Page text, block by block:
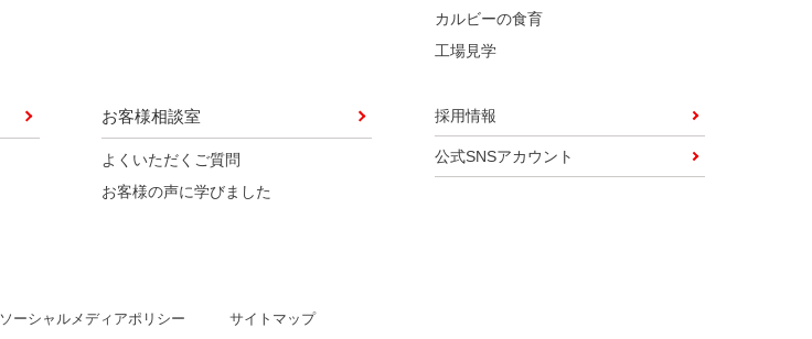
カルビーの食育
工場見学
お客様相談室
よくいただくご質問
お客様の声に学びました
採用情報
公式SNSアカウント
ソーシャルメディアポリシー サイトマップ